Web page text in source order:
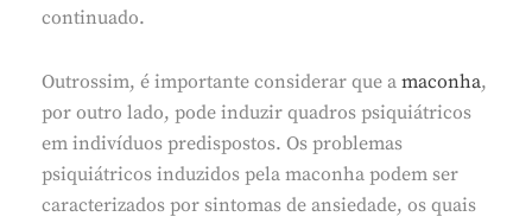
continuado.
Outrossim, é importante considerar que a maconha,
por outro lado, pode induzir quadros psiquiátricos
em indivíduos predispostos. Os problemas
psiquiátricos induzidos pela maconha podem ser
caracterizados por sintomas de ansiedade, os quais